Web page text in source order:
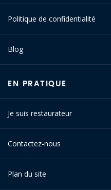
Politique de confidentialité
Blog
EN PRATIQUE
Je suis restaurateur
Contactez-nous
Plan du site